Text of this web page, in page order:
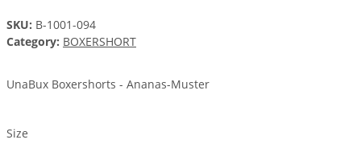
SKU: B-1001-094
Category: BOXERSHORT
UnaBux Boxershorts - Ananas-Muster
Size